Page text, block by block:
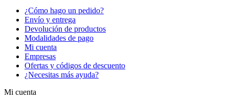
¿Cómo hago un pedido?
Envío y entrega
Devolución de productos
Modalidades de pago
Mi cuenta
Empresas
Ofertas y códigos de descuento
¿Necesitas más ayuda?
Mi cuenta